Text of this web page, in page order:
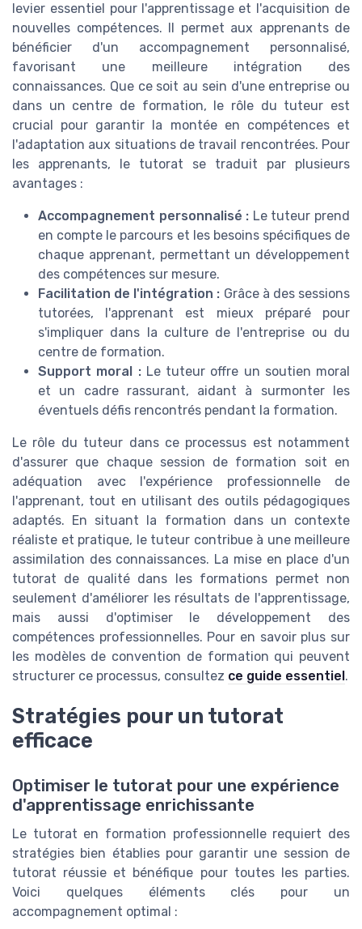
levier essentiel pour l'apprentissage et l'acquisition de
nouvelles compétences. Il permet aux apprenants de
bénéficier d'un accompagnement personnalisé,
favorisant une meilleure intégration des
connaissances. Que ce soit au sein d'une entreprise ou
dans un centre de formation, le rôle du tuteur est
crucial pour garantir la montée en compétences et
l'adaptation aux situations de travail rencontrées. Pour
les apprenants, le tutorat se traduit par plusieurs
avantages :
Accompagnement personnalisé : Le tuteur prend
en compte le parcours et les besoins spécifiques de
chaque apprenant, permettant un développement
des compétences sur mesure.
Facilitation de l'intégration : Grâce à des sessions
tutorées, l'apprenant est mieux préparé pour
s'impliquer dans la culture de l'entreprise ou du
centre de formation.
Support moral :Le tuteur offre un soutien moral
et un cadre rassurant, aidant à surmonter les
éventuels défis rencontrés pendant la formation.
Le rôle du tuteur dans ce processus est notamment
d'assurer que chaque session de formation soit en
adéquation avec l'expérience professionnelle de
l'apprenant, tout en utilisant des outils pédagogiques
adaptés. En situant la formation dans un contexte
réaliste et pratique, le tuteur contribue à une meilleure
assimilation des connaissances. La mise en place d'un
tutorat de qualité dans les formations permet non
seulement d'améliorer les résultats de l'apprentissage,
mais aussi d'optimiser le développement des
compétences professionnelles. Pour en savoir plus sur
les modèles de convention de formation qui peuvent
structurer ce processus, consultez ce guide essentiel.
Stratégies pour un tutorat
efficace
Optimiser le tutorat pour une expérience
d'apprentissage enrichissante
Le tutorat en formation professionnelle requiert des
stratégies bien établies pour garantir une session de
tutorat réussie et bénéfique pour toutes les parties.
Voici quelques éléments clés pour un
accompagnement optimal :